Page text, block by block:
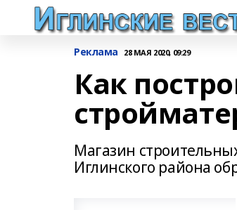
Реклама 28 МАЯ 2020, 09:29
Как
Магазин
Иглинского района